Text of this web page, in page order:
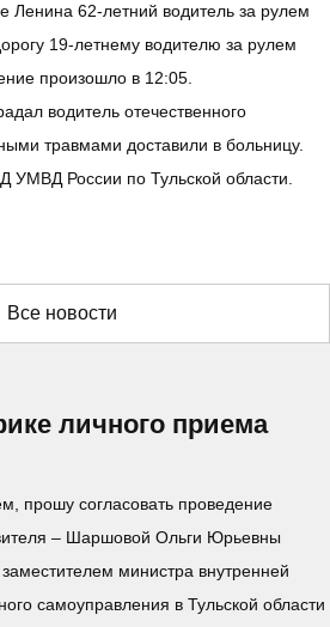
Ленина 62-летний водитель за рулем
19-летнему водителю за рулем
произошло в 12:05.
водитель отечественного
травмами доставили в больницу.
России по Тульской области.
Все новости
личного приема
прошу согласовать проведение
– Шаршовой Ольги Юрьевны
министра внутренней
самоуправления в Тульской области